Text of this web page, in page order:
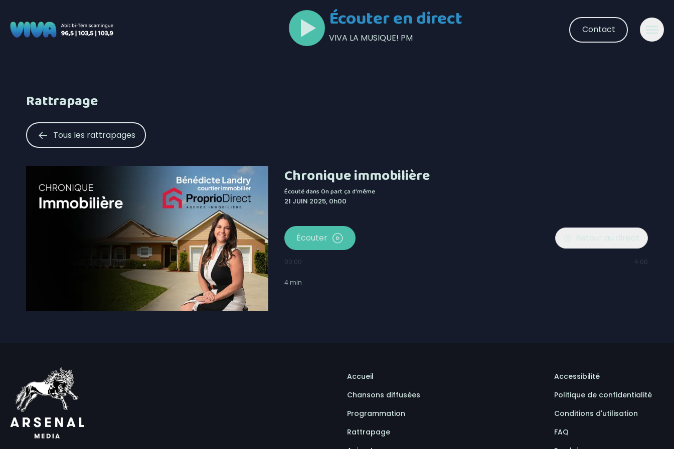
Écouter en direct
VIVA LA MUSIQUE! PM
Contact
Rattrapage
Tous les rattrapages
Chronique immobilière
Écouté dansOn part ça d'même
21 JUIN 2025, 0h00
Écouter Retour au direct
00:00 4:00
4 min
Accueil
Chansons diffusées
Programmation
Rattrapage
Accessibilité
Politique de confidentialité
Conditions d'utilisation
FAQ